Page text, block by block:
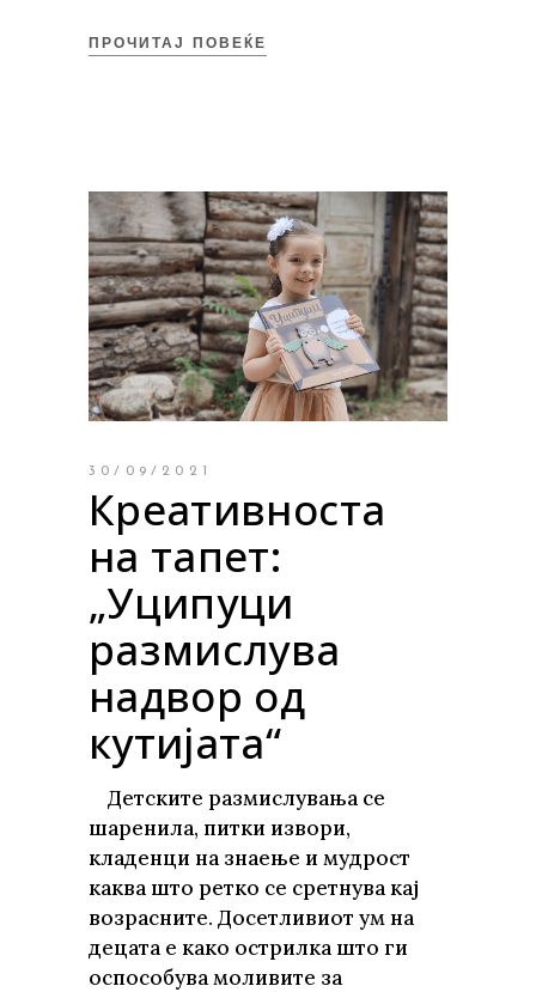
ПРОЧИТАЈ ПОВЕЌЕ
30/09/2021
Креативноста
на тапет:
„Уципуци
размислува
надвор од
кутијата“
Детските размислувања се
шаренила, питки извори,
кладенци на знаење и мудрост
каква што ретко се сретнува кај
возрасните. Досетливиот ум на
децата е како острилка што ги
оспособува моливите за